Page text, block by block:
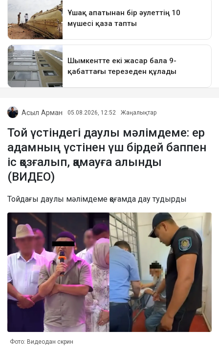
Асыл Арман 05.08.2026, 12:52 Жаңалықтар
Той үстіндегі даулы мәлімдеме: ер
адамның үстінен үш бірдей баппен
іс қозғалып, қамауға алынды
(ВИДЕО)
Тойдағы даулы мәлімдеме қоғамда дау тудырды
Фото: Видеодан скрин